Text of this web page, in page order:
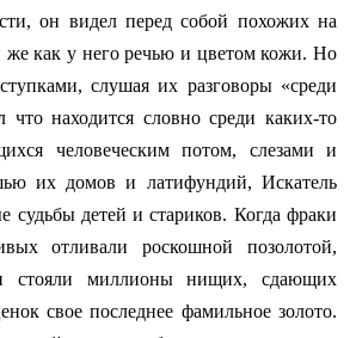
он видел перед собой похожих на
же как у него речью и цветом кожи. Но
слушая их разговоры «среди
находится словно среди каких-то
человеческим потом, слезами и
их домов и латифундий, Искатель
судьбы детей и стариков. Когда фраки
отливали роскошной позолотой,
стояли миллионы нищих, сдающих
свое последнее фамильное золото.